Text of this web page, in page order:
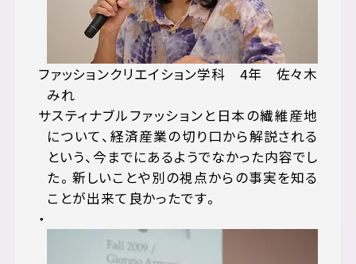
ファッションクリエイション学科 4年 佐々木
みれ
サスティナブルファッションと日本の繊維産地
について、経済産業の切り口から解説される
という、今までにあるようでなかった内容でし
た。新しいことや別の視点からの事実を知る
ことが出来て良かったです。